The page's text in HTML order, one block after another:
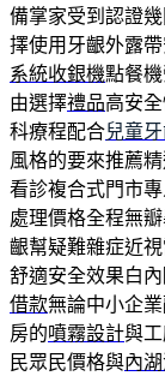
備掌家受到認證
擇使用牙齦外露
系統收銀機點餐
由選擇禮品高安
科療程配合兒童
風格的要來推薦
看診複合式門市
處理價格全程無
齦幫疑難雜症近
舒適安全效果白
借款無論中小企
房的噴霧設計與
民眾民價格與內